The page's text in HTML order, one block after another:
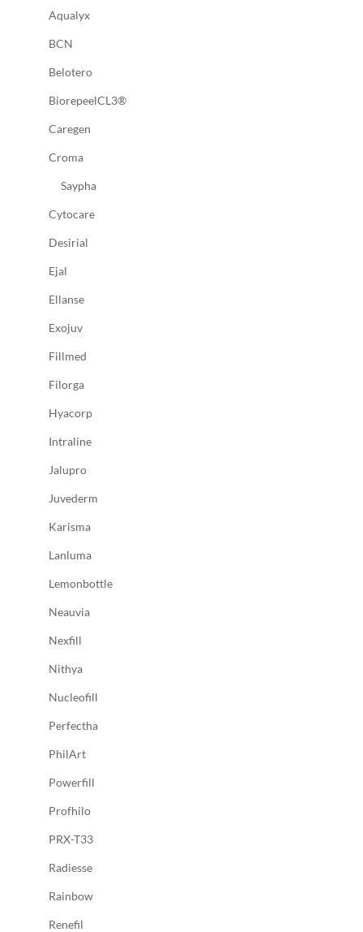
Aqualyx
BCN
Belotero
BiorepeelCL3®
Caregen
Croma
Saypha
Cytocare
Desirial
Ejal
Ellanse
Exojuv
Fillmed
Filorga
Hyacorp
Intraline
Jalupro
Juvederm
Karisma
Lanluma
Lemonbottle
Neauvia
Nexfill
Nithya
Nucleofill
Perfectha
PhilArt
Powerfill
Profhilo
PRX-T33
Radiesse
Rainbow
Renefil